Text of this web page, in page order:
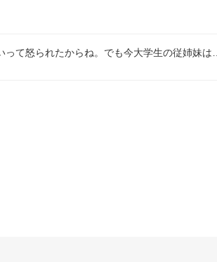
て怒られたからね。でも今大学生の従姉妹は…